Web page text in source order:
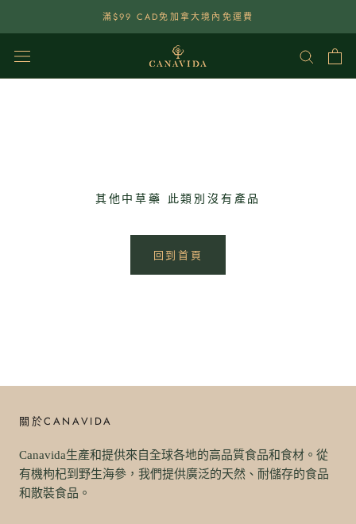
滿$99 CAD免加拿大境內免運費
其他中草藥 此類別沒有產品
回到首頁
關於CANAVIDA
Canavida生產和提供來自全球各地的高品質食品和食材。從
有機枸杞到野生海參，我們提供廣泛的天然、耐儲存的食品
和散裝食品。